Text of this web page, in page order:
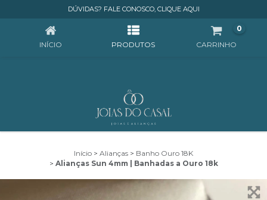
DÚVIDAS? FALE CONOSCO, CLIQUE AQUI
INÍCIO PRODUTOS CARRINHO
0
Início > Alianças > Banho Ouro 18K
> Alianças Sun 4mm | Banhadas a Ouro 18k